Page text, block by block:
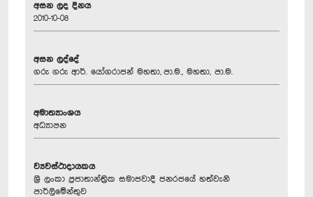
අසන ලද දිනය
2010-10-08
අසන ලද්දේ
ගරු ගරු ආර්. යෝගරාජන් මහතා, පා.ම., මහතා, පා.ම.
අමාත්‍යාංශය
අධ්‍යාපන
ව්‍යවස්ථාදායකය
ශ්‍රී ලංකා ප්‍රජාතාන්ත්‍රික සමාජවාදී ජනරජයේ හත්වැනි
පාර්ලිමේන්තුව